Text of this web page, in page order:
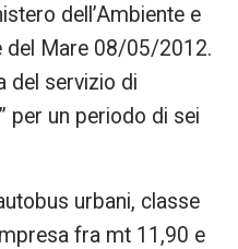
dell’Ambiente e
del Mare 08/05/2012.
del servizio di
per un periodo di sei
urbani, classe
fra mt 11,90 e